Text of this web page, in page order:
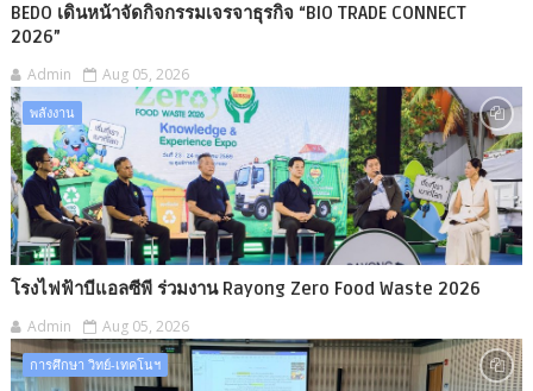
BEDO เดินหน้าจัดกิจกรรมเจรจาธุรกิจ “BIO TRADE CONNECT
2026”
Admin Aug 05, 2026
พลังงาน
โรงไฟฟ้าบีแอลซีพี ร่วมงาน Rayong Zero Food Waste 2026
Admin Aug 05, 2026
การศึกษา วิทย์-เทคโนฯ